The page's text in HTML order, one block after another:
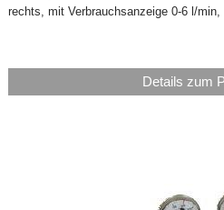
rechts, mit Verbrauchsanzeige 0-6 l/
Details zum